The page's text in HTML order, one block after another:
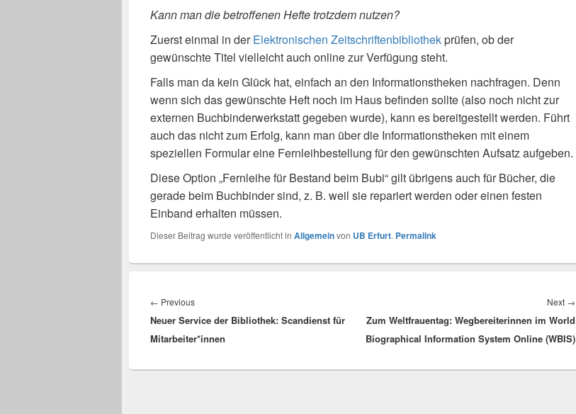
Kann man die betroffenen Hefte trotzdem nutzen?
Zuerst einmal in derElektronischen Zeitschriftenbibliothekprüfen, ob der
gewünschte Titel vielleicht auch online zur Verfügung steht.
Falls man da kein Glück hat, einfach an den Informationstheken nachfragen. Denn
wenn sich das gewünschte Heft noch im Haus befinden sollte (also noch nicht zur
externen Buchbinderwerkstatt gegeben wurde), kann es bereitgestellt werden. Führt
auch das nicht zum Erfolg, kann man über die Informationstheken mit einem
speziellen Formular eine Fernleihbestellung für den gewünschten Aufsatz aufgeben.
Diese Option „Fernleihe für Bestand beim Bubi“ gilt übrigens auch für Bücher, die
gerade beim Buchbinder sind, z. B. weil sie repariert werden oder einen festen
Einband erhalten müssen.
Dieser Beitrag wurde veröffentlicht in Allgemeinvon UB Erfurt. Permalink
← PreviousPrevious
post:
Neuer Service der Bibliothek: Scandienst für
Mitarbeiter*innen
Next →
Zum Weltfrauentag: Wegbereiterinnen im World
Biographical Information System Online (WBIS)